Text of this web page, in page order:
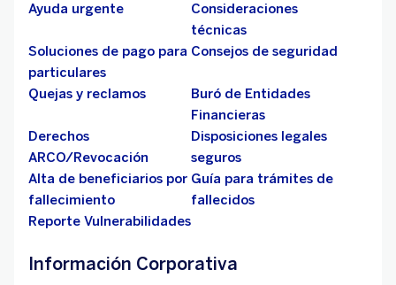
Ayuda urgente
Consideraciones
técnicas
Soluciones de pago para
particulares
Consejos de seguridad
Quejas y reclamos
Buró de Entidades
Financieras
Derechos
ARCO/Revocación
Disposiciones legales
seguros
Alta de beneficiarios por
fallecimiento
Guía para trámites de
fallecidos
Reporte Vulnerabilidades
Información Corporativa